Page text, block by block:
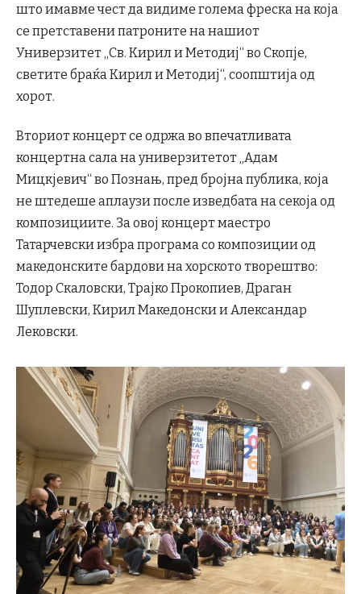
што имавме чест да видиме голема фреска на која
се претставени патроните на нашиот
Универзитет „Св. Кирил и Методиј“ во Скопје,
светите браќа Кирил и Методиј“, соопштија од
хорот.
Вториот концерт се одржа во впечатливата
концертна сала на универзитетот „Адам
Мицкјевич“ во Познањ, пред бројна публика, која
не штедеше аплаузи после изведбата на секоја од
композициите. За овој концерт маестро
Татарчевски избра програма со композиции од
македонските бардови на хорското творештво:
Тодор Скаловски, Трајко Прокопиев, Драган
Шуплевски, Кирил Македонски и Александар
Лековски.